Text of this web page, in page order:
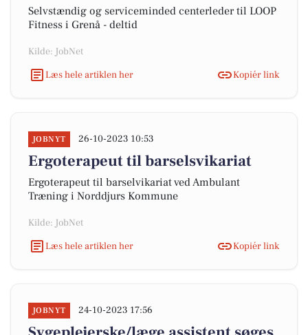
Selvstændig og serviceminded centerleder til LOOP
Fitness i Grenå - deltid
Kilde: JobNet
Læs hele artiklen her
Kopiér link
JOBNYT 26-10-2023 10:53
Ergoterapeut til barselsvikariat
Ergoterapeut til barselvikariat ved Ambulant
Træning i Norddjurs Kommune
Kilde: JobNet
Læs hele artiklen her
Kopiér link
JOBNYT 24-10-2023 17:56